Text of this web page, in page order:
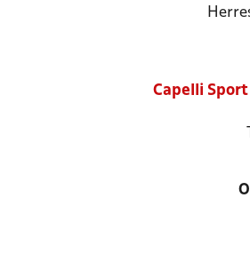
Capelli